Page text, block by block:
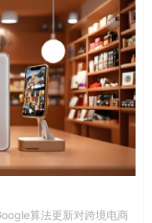
算法更新对跨境电商